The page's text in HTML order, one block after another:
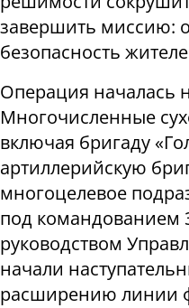
завершить миссию:
безопасность
Операция началась
Многочисленные
включая бригаду
артиллерийскую
многоцелевое
под командованием
руководством
начали
расширению линии